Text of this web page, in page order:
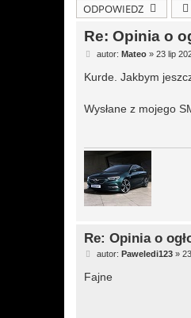
ODPOWIEDZ
Re: Opinia o
P
s
autor: Mateo» 23 lip
Kurde. Jakbym
Wysłane z mojego
Re: Opinia o
P
s
autor: Paweledi123»
Fajne